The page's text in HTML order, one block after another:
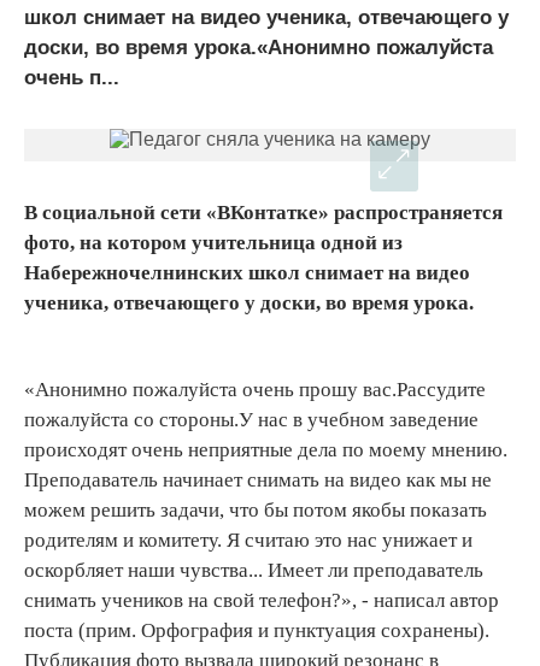
школ снимает на видео ученика, отвечающего у
доски, во время урока.«Анонимно пожалуйста
очень п...
В социальной сети «ВКонтатке» распространяется
фото, на котором учительница одной из
Набережночелнинских школ снимает на видео
ученика, отвечающего у доски, во время урока.
«Анонимно пожалуйста очень прошу вас.Рассудите
пожалуйста со стороны.У нас в учебном заведение
происходят очень неприятные дела по моему мнению.
Преподаватель начинает снимать на видео как мы не
можем решить задачи, что бы потом якобы показать
родителям и комитету. Я считаю это нас унижает и
оскорбляет наши чувства... Имеет ли преподаватель
снимать учеников на свой телефон?», - написал автор
поста (прим. Орфография и пунктуация сохранены).
Публикация фото вызвала широкий резонанс в